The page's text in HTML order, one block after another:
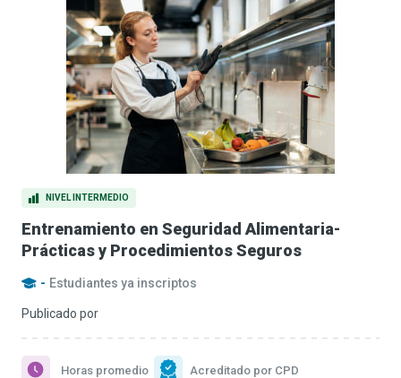
NIVEL INTERMEDIO
Entrenamiento en Seguridad Alimentaria-
Prácticas y Procedimientos Seguros
- Estudiantes ya inscriptos
Publicado por
Horas promedio Acreditado por CPD